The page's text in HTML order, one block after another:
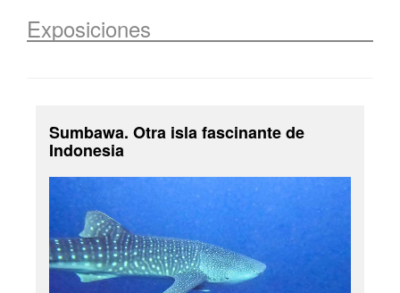
Exposiciones
Sumbawa. Otra isla fascinante de
Indonesia